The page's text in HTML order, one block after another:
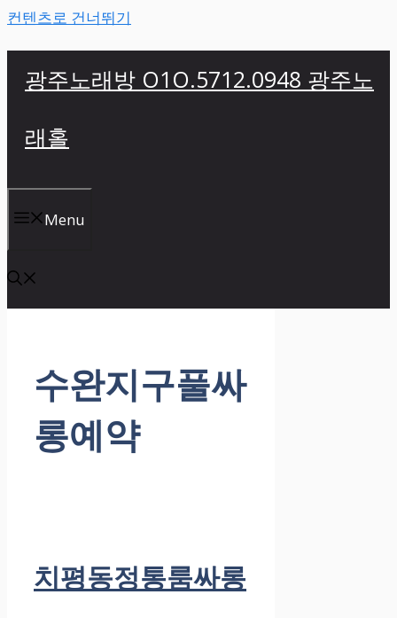
컨텐츠로 건너뛰기
광주노래방 O1O.5712.0948 광주노
래홀
Menu
수완지구풀싸
롱예약
치평동정통룸싸롱